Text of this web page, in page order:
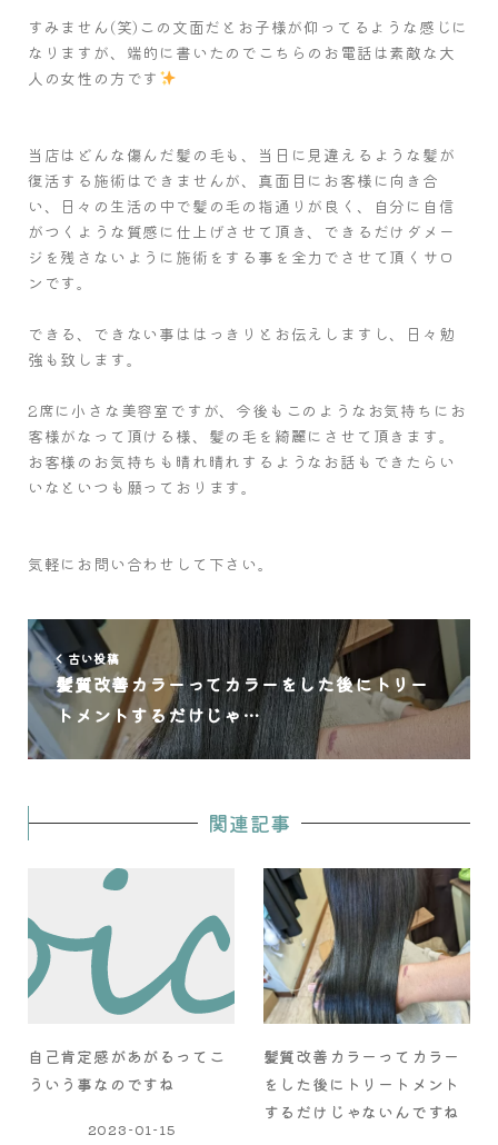
すみません(笑)この文面だとお子様が仰ってるような感じに
なりますが、端的に書いたのでこちらのお電話は素敵な大
人の女性の方です
当店はどんな傷んだ髪の毛も、当日に見違えるような髪が
復活する施術はできませんが、真面目にお客様に向き合
い、日々の生活の中で髪の毛の指通りが良く、自分に自信
がつくような質感に仕上げさせて頂き、できるだけダメー
ジを残さないように施術をする事を全力でさせて頂くサロ
ンです。
できる、できない事ははっきりとお伝えしますし、日々勉
強も致します。
2席に小さな美容室ですが、今後もこのようなお気持ちにお
客様がなって頂ける様、髪の毛を綺麗にさせて頂きます。
お客様のお気持ちも晴れ晴れするようなお話もできたらい
いなといつも願っております。
気軽にお問い合わせして下さい。
古い投稿
髪質改善カラーってカラーをした後にトリー
トメントするだけじゃ…
関連記事
自己肯定感があがるってこ
ういう事なのですね
2023-01-15
髪質改善カラーってカラー
をした後にトリートメント
するだけじゃないんですね